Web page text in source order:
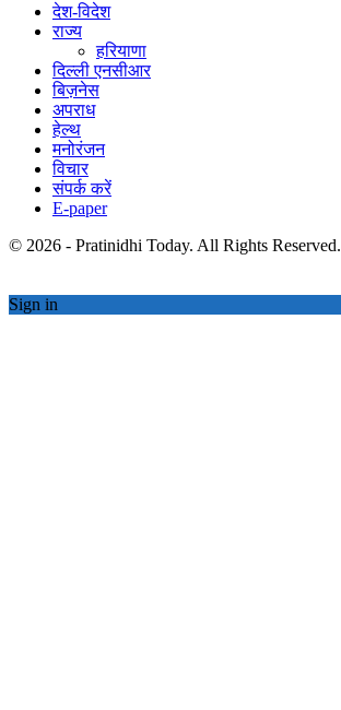
देश-विदेश
राज्य
हरियाणा
दिल्ली एनसीआर
बिज़नेस
अपराध
हेल्थ
मनोरंजन
विचार
संपर्क करें
E-paper
© 2026 - Pratinidhi Today. All Rights Reserved.
Sign in